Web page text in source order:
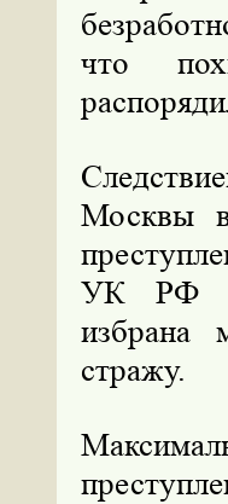
что
Москвы
УК РФ
избрана
стражу.